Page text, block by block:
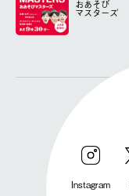
おあそび
マスターズ
Instagram